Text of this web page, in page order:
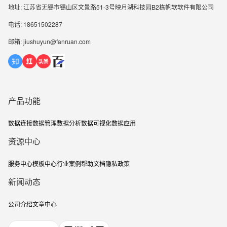
地址: 江苏省无锡市锡山区文景路51-3号映月湖科技园B2栋帆软软件有限公司
电话: 18651502287
邮箱: jiushuyun@fanruan.com
产品功能
数据连接数据管理数据分析数据可视化数据应用
资源中心
服务中心模板中心行业案例帮助文档隐私政策
新闻动态
公司介绍文章中心